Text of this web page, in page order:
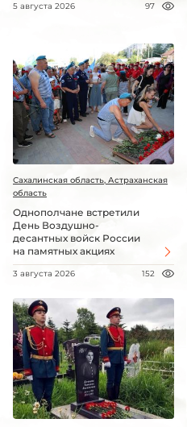
5 августа 2026 97
Сахалинская область, Астраханская
область
Однополчане встретили
День Воздушно-
десантных войск России
на памятных акциях
3 августа 2026 152